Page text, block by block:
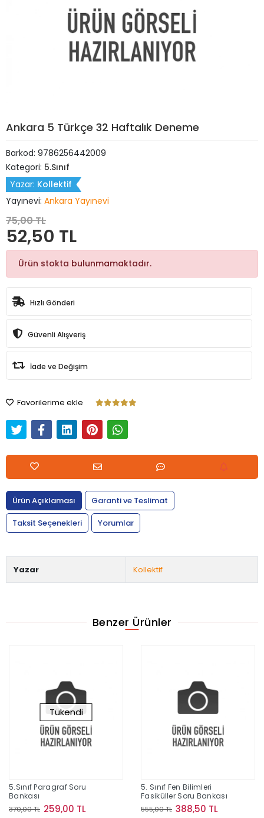
Ankara 5 Türkçe 32 Haftalık Deneme
Barkod: 9786256442009
Kategori: 5.Sınıf
Yazar: Kollektif
Yayınevi: Ankara Yayınevi
75,00 TL
52,50 TL
Ürün stokta bulunmamaktadır.
Hızlı Gönderi
Güvenli Alışveriş
İade ve Değişim
Favorilerime ekle
Ürün Açıklaması
Garanti ve Teslimat
Taksit Seçenekleri
Yorumlar
Yazar Kollektif
Benzer Ürünler
Tükendi
5.Sınıf Paragraf Soru
Bankası
370,00 TL 259,00 TL
5. Sınıf Fen Bilimleri
Fasiküller Soru Bankası
555,00 TL 388,50 TL